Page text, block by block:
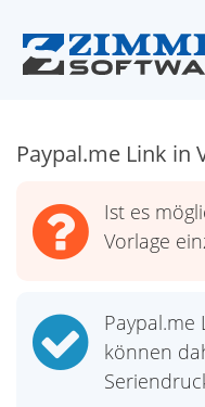
Paypal.me Link in
Ist es
Vorlage
können